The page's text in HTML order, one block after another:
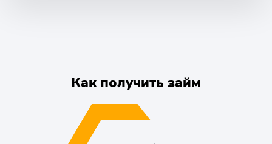
Как получить займ